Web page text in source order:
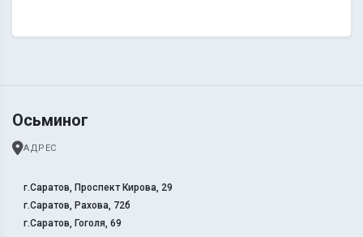
Осьминог
АДРЕС
г.Саратов, Проспект Кирова, 29
г.Саратов, Рахова, 72б
г.Саратов, Гоголя, 69